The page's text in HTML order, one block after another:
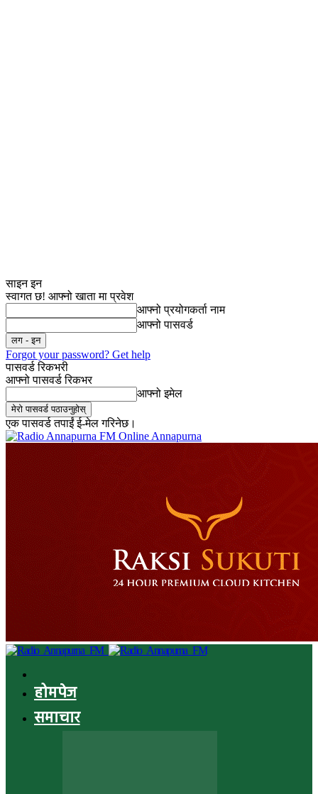
साइन इन
स्वागत छ! आफ्नो खाता मा प्रवेश
आफ्नो प्रयोगकर्ता नाम
आफ्नो पासवर्ड
Forgot your password? Get help
पासवर्ड रिकभरी
आफ्नो पासवर्ड रिकभर
आफ्नो इमेल
एक पासवर्ड तपाईं ई-मेल गरिनेछ।
Online Annapurna
होमपेज
समाचार